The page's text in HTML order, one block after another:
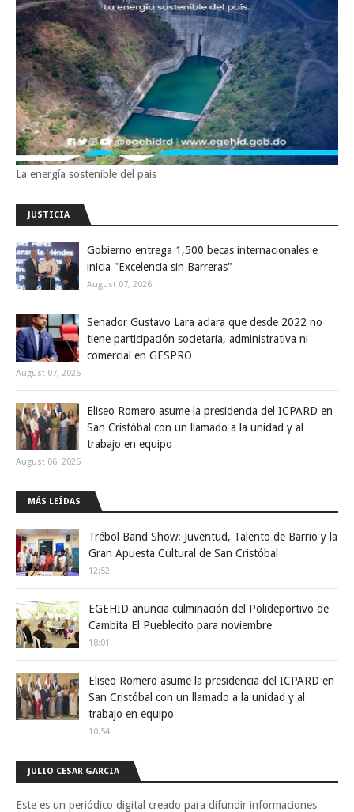
La energía sostenible del pais
JUSTICIA
Gobierno entrega 1,500 becas internacionales e
inicia "Excelencia sin Barreras"
August 07, 2026
Senador Gustavo Lara aclara que desde 2022 no
tiene participación societaria, administrativa ni
comercial en GESPRO
August 07, 2026
Eliseo Romero asume la presidencia del ICPARD en
San Cristóbal con un llamado a la unidad y al
trabajo en equipo
August 06, 2026
MÁS LEÍDAS
Trébol Band Show: Juventud, Talento de Barrio y la
Gran Apuesta Cultural de San Cristóbal
12:52
EGEHID anuncia culminación del Polideportivo de
Cambita El Pueblecito para noviembre
18:01
Eliseo Romero asume la presidencia del ICPARD en
San Cristóbal con un llamado a la unidad y al
trabajo en equipo
10:54
JULIO CESAR GARCIA
Este es un periódico digital creado para difundir informaciones